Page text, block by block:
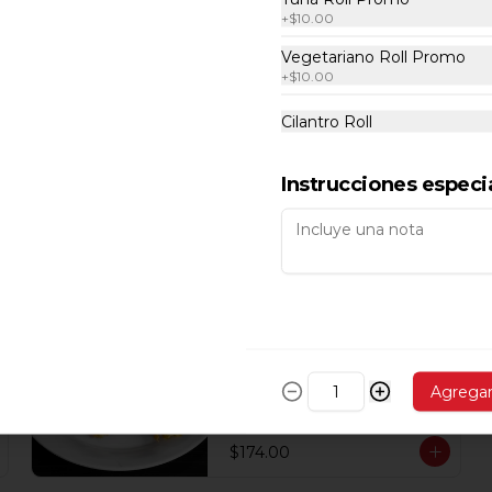
acompañados de salsa de mago. 6
$174.00
+$10.00
Vegetariano Roll Promo
+$10.00
Cilantro Roll
Instrucciones
Agregar